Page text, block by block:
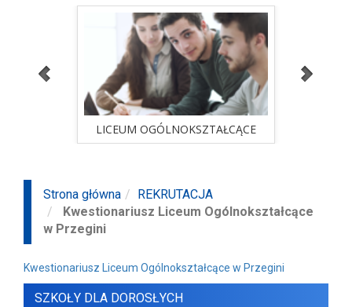
LICEUM OGÓLNOKSZTAŁCĄCE
sprawdź ofertę
LICEUM OGÓLNOKSZTAŁCĄCE
Strona główna
REKRUTACJA
Kwestionariusz Liceum Ogólnokształcące
w Przegini
Kwestionariusz Liceum Ogólnokształcące w Przegini
SZKOŁY DLA DOROSŁYCH